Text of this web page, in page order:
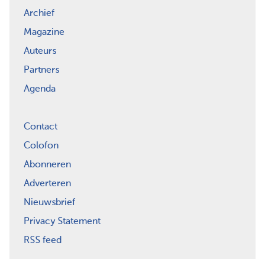
Archief
Magazine
Auteurs
Partners
Agenda
Contact
Colofon
Abonneren
Adverteren
Nieuwsbrief
Privacy Statement
RSS feed